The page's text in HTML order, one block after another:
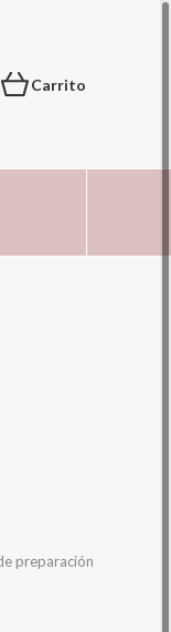
Carrito
preparación